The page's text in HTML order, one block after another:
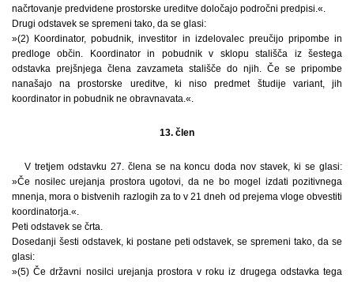
načrtovanje predvidene prostorske ureditve določajo področni predpisi.«.
Drugi odstavek se spremeni tako, da se glasi:
»(2) Koordinator, pobudnik, investitor in izdelovalec preučijo pripombe in
predloge občin. Koordinator in pobudnik v sklopu stališča iz šestega
odstavka prejšnjega člena zavzameta stališče do njih. Če se pripombe
nanašajo na prostorske ureditve, ki niso predmet študije variant, jih
koordinator in pobudnik ne obravnavata.«.
13. člen
V tretjem odstavku 27. člena se na koncu doda nov stavek, ki se glasi:
»Če nosilec urejanja prostora ugotovi, da ne bo mogel izdati pozitivnega
mnenja, mora o bistvenih razlogih za to v 21 dneh od prejema vloge obvestiti
koordinatorja.«.
Peti odstavek se črta.
Dosedanji šesti odstavek, ki postane peti odstavek, se spremeni tako, da se
glasi:
»(5) Če državni nosilci urejanja prostora v roku iz drugega odstavka tega